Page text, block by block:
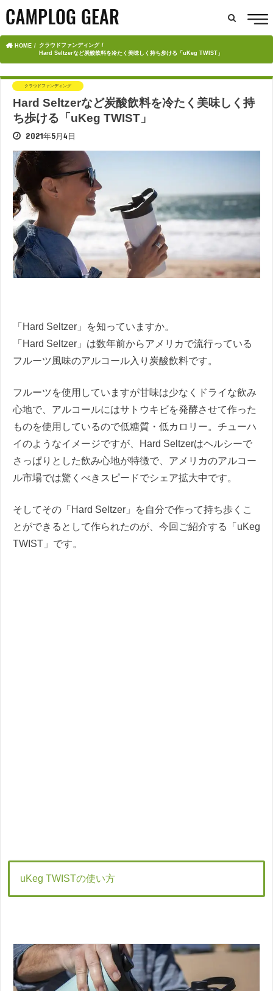
HOME
クラウドファンディング
Hard Seltzerなど炭酸飲料を冷たく美味しく持ち歩ける「uKeg TWIST」
クラウドファンディング
Hard Seltzerなど炭酸飲料を冷たく美味しく持
ち歩ける「uKeg TWIST」
2021年5月4日
「Hard Seltzer」を知っていますか。
「Hard Seltzer」は数年前からアメリカで流行っている
フルーツ風味のアルコール入り炭酸飲料です。
フルーツを使用していますが甘味は少なくドライな飲み
心地で、アルコールにはサトウキビを発酵させて作った
ものを使用しているので低糖質・低カロリー。チューハ
イのようなイメージですが、Hard Seltzerはヘルシーで
さっぱりとした飲み心地が特徴で、アメリカのアルコー
ル市場では驚くべきスピードでシェア拡大中です。
そしてその「Hard Seltzer」を自分で作って持ち歩くこ
とができるとして作られたのが、今回ご紹介する「uKeg
TWIST」です。
uKeg TWISTの使い方